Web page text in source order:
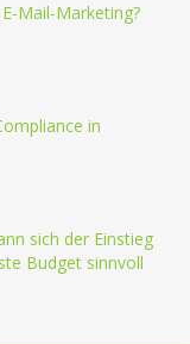
Mail-Marketing?
in
sich der Einstieg
Budget sinnvoll